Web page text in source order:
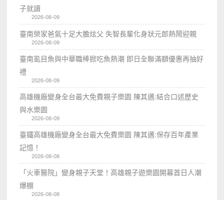
子就讀
2026-08-09
臺南榮家爸氣十足大膽炫父 失智長輩化身狀元郎熱鬧迎親
2026-08-09
臺南虱目魚與中華職棒掀吃魚熱潮 即日全聯滿額優惠再抽好
禮
2026-08-09
高雄機廠變身全台最大免費親子樂園 陳其邁:結合口述歷史
與水樂園
2026-08-09
臺鐵高雄機廠變身全台最大免費樂園 陳其邁:保存百年產業
記憶！
2026-08-08
「火車醫院」變身親子天堂！高雄親子遊樂園開幕首日人潮
爆棚
2026-08-08